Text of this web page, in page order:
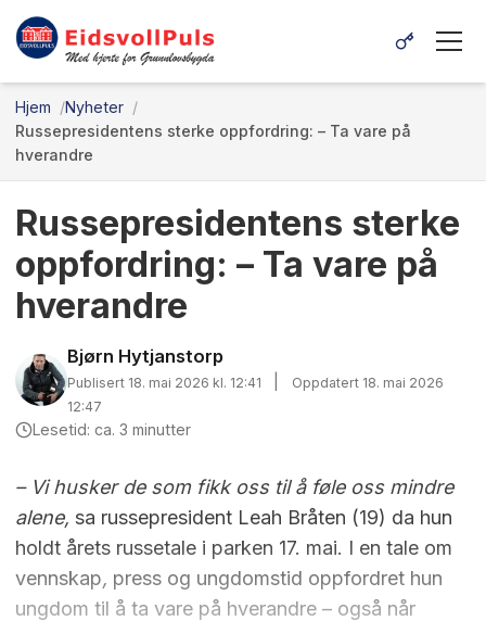
Hjem
Nyheter
Russepresidentens sterke oppfordring: – Ta vare på
hverandre
Russepresidentens sterke
oppfordring: – Ta vare på
hverandre
Bjørn Hytjanstorp
Publisert 18. mai 2026 kl. 12:41
Oppdatert 18. mai 2026
12:47
Lesetid: ca. 3 minutter
– Vi husker de som fikk oss til å føle oss mindre
alene, sa russepresident Leah Bråten (19) da hun
holdt årets russetale i parken 17. mai. I en tale om
vennskap, press og ungdomstid oppfordret hun
ungdom til å ta vare på hverandre – også når